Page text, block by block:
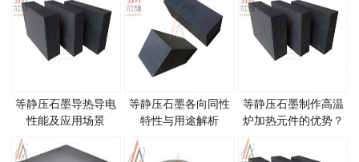
等静压石墨导热导电
性能及应用场景
等静压石墨各向同性
特性与用途解析
等静压石墨制作高温
炉加热元件的优势？